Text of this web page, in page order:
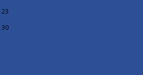
23
30